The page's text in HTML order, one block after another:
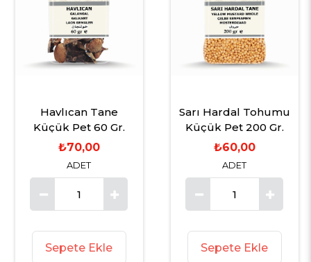
Havlıcan Tane
Küçük Pet 60 Gr.
ADET
₺70,00
Sepete Ekle
Sarı Hardal Tohumu
Küçük Pet 200 Gr.
ADET
₺60,00
Sepete Ekle